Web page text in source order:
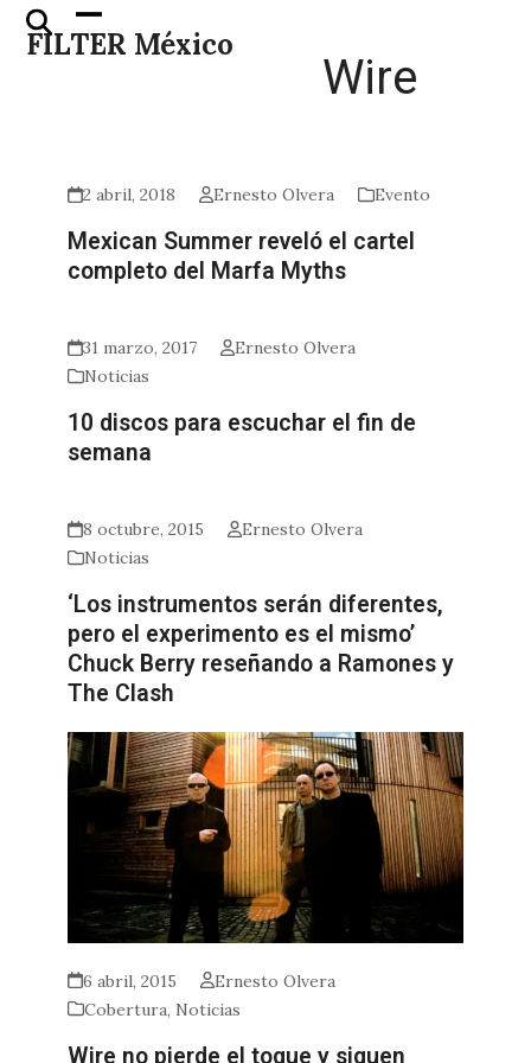
Skip
FILTER México
Open
mobile
Close
mobile
Wire
2 abril, 2018 Ernesto Olvera Evento
Mexican Summer reveló el cartel
completo del Marfa Myths
31 marzo, 2017
Ernesto Olvera
Noticias
10 discos para escuchar el fin de
semana
8 octubre, 2015
Ernesto Olvera
Noticias
‘Los instrumentos serán diferentes,
pero el experimento es el mismo’
Chuck Berry reseñando a Ramones y
The Clash
6 abril, 2015
Ernesto Olvera
Cobertura, Noticias
Wire no pierde el toque y siguen